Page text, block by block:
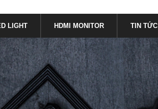
LIGHT HDMI MONITOR TIN TỨC